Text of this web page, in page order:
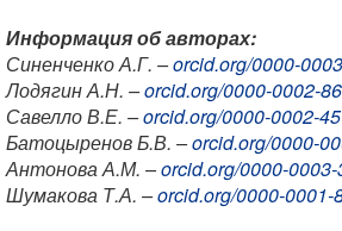
Информация об авторах:
Синенченко А.Г. –orcid.org/0000-
Лодягин А.Н. –orcid.org/0000-0002-
Савелло В.Е. –orcid.org/0000-0002-
Батоцыренов Б.В. –orcid.org/0000-
Антонова А.М. –orcid.org/0000-
Шумакова Т.А. –orcid.org/0000-0001-